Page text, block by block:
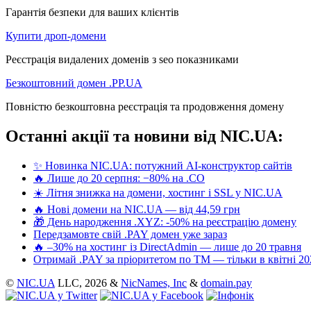
Гарантія безпеки для ваших клієнтів
Купити дроп-домени
Реєстрація видалених доменів з seo показниками
Безкоштовний домен .PP.UA
Повністю безкоштовна реєстрація та продовження домену
Останні акції та новини від NIC.UA:
✨ Новинка NIC.UA: потужний AI-конструктор сайтів
🔥 Лише до 20 серпня: −80% на .CO
☀️ Літня знижка на домени, хостинг і SSL у NIC.UA
🔥 Нові домени на NIC.UA — від 44,59 грн
🎁 День народження .XYZ: -50% на реєстрацію домену
Передзамовте свій .PAY домен уже зараз
🔥 –30% на хостинг із DirectAdmin — лише до 20 травня
Отримай .PAY за пріоритетом по ТМ — тільки в квітні
© NIC.UA LLC, 2026 & NicNames, Inc & domain.pay